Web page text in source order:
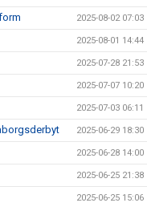
2025-08-02 07:03
2025-08-01 14:44
2025-07-28 21:53
2025-07-07 10:20
2025-07-03 06:11
2025-06-29 18:30
2025-06-28 14:00
2025-06-25 21:38
2025-06-25 15:06